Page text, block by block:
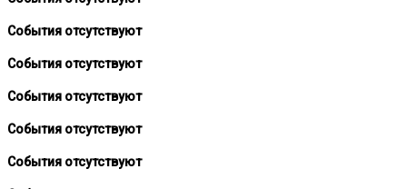
События отсутствуют
События отсутствуют
События отсутствуют
События отсутствуют
События отсутствуют